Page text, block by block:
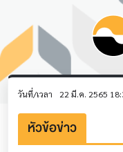
วันที่/เวลา 22 มี.ค. 2565
หัวข้อข่าว